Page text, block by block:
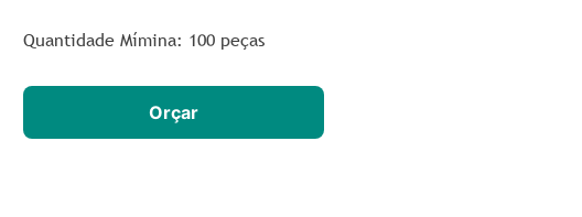
Quantidade Mímina: 100 peças
Orçar